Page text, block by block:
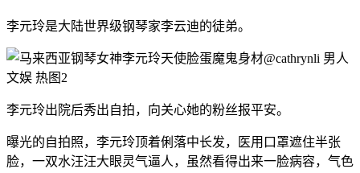
李元玲是大陆世界级钢琴家李云迪的徒弟。
李元玲出院后秀出自拍，向关心她的粉丝报平安。
曝光的自拍照，李元玲顶着俐落中长发，医用口罩遮住半张
脸，一双水汪汪大眼灵气逼人，虽然看得出来一脸病容，气色